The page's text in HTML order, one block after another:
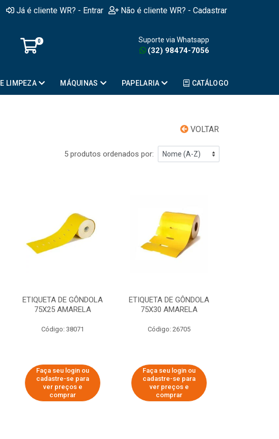
Já é cliente WR? - Entrar Não é cliente WR? - Cadastrar
0 Suporte via Whatsapp
(32) 98474-7056
LIMPEZA MÁQUINAS PAPELARIA CATÁLOGO
VOLTAR
5 produtos ordenados por:
ETIQUETA DE GÔNDOLA
75X25 AMARELA
Código: 38071
Faça seu login ou
cadastre-se para
ver preços e
comprar
ETIQUETA DE GÔNDOLA
75X30 AMARELA
Código: 26705
Faça seu login ou
cadastre-se para
ver preços e
comprar